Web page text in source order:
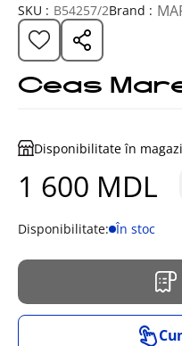
SKU : B54257/2Brand :
Ceas
Disponibilitate în
1 600 MDL
Disponibilitate: În stoc